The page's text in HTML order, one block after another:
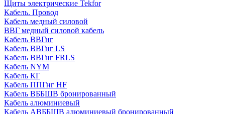
Щиты электрические Tekfor
Кабель. Провод
Кабель медный силовой
ВВГ медный силовой кабель
Кабель ВВГнг
Кабель ВВГнг LS
Кабель ВВГнг FRLS
Кабель NYM
Кабель КГ
Кабель ППГнг HF
Кабель ВББШВ бронированный
Кабель алюминиевый
Кабель АВББШВ алюминиевый бронированный